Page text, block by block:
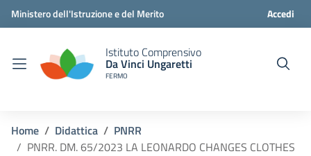
Ministero dell'Istruzione e del Merito Accedi
Istituto Comprensivo
Da Vinci Ungaretti
FERMO
Home Didattica
PNRR
PNRR. DM. 65/2023 LA LEONARDO CHANGES CLOTHES